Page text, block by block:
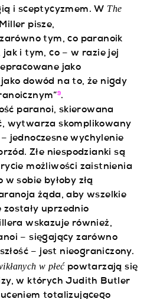
i sceptycyzmem. W The
pisze,
tym, co paranoik
i tym, co – w razie jej
jako
dowód na to, że nigdy
9.
paranoi, skierowana
wytwarza skomplikowany
jednoczesne wychylenie
Złe niespodzianki są
możliwości zaistnienia
w sobie byłoby złą
żąda, aby wszelkie
zostały uprzednio
wskazuje również,
– sięgający zarówno
– jest nieograniczony.
w płeć powtarzają się
w których Judith Butler
totalizującego